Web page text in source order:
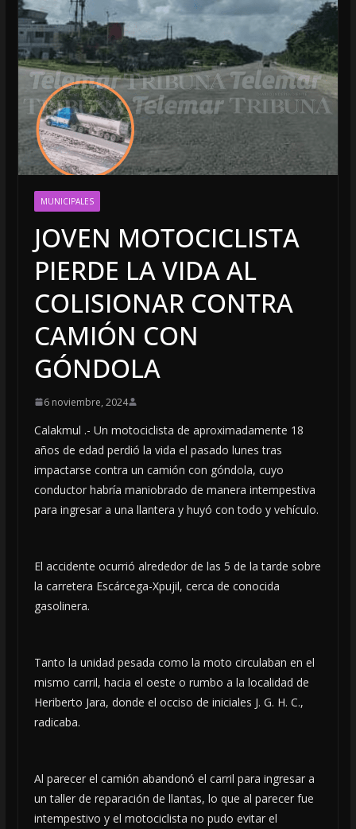
MUNICIPALES
JOVEN MOTOCICLISTA
PIERDE LA VIDA AL
COLISIONAR CONTRA
CAMIÓN CON
GÓNDOLA
6 noviembre, 2024
Calakmul .- Un motociclista de aproximadamente 18
años de edad perdió la vida el pasado lunes tras
impactarse contra un camión con góndola, cuyo
conductor habría maniobrado de manera intempestiva
para ingresar a una llantera y huyó con todo y vehículo.
El accidente ocurrió alrededor de las 5 de la tarde sobre
la carretera Escárcega-Xpujil, cerca de conocida
gasolinera.
Tanto la unidad pesada como la moto circulaban en el
mismo carril, hacia el oeste o rumbo a la localidad de
Heriberto Jara, donde el occiso de iniciales J. G. H. C.,
radicaba.
Al parecer el camión abandonó el carril para ingresar a
un taller de reparación de llantas, lo que al parecer fue
intempestivo y el motociclista no pudo evitar el